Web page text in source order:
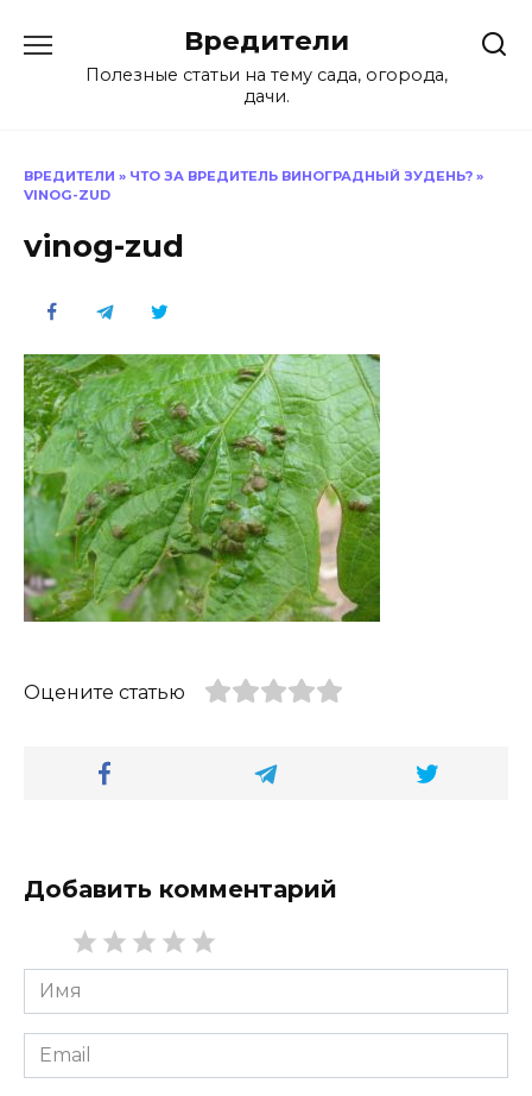
содержанию
Вредители
Полезные статьи на тему сада, огорода,
дачи.
ВРЕДИТЕЛИ » ЧТО ЗА ВРЕДИТЕЛЬ ВИНОГРАДНЫЙ ЗУДЕНЬ? »
VINOG-ZUD
vinog-zud
Оцените статью
Добавить комментарий
Имя
*
Email
*